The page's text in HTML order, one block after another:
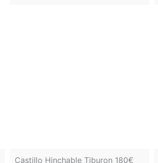
Castillo Hinchable Tiburon 180€